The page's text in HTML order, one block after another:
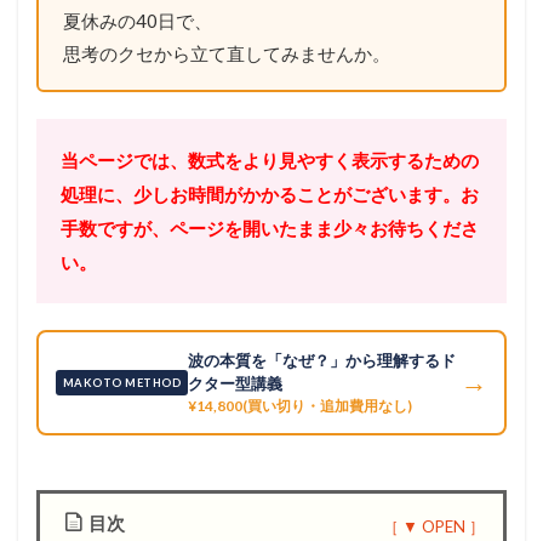
夏休みの40日で、
思考のクセから立て直してみませんか。
当ページでは、数式をより見やすく表示するための
処理に、少しお時間がかかることがございます。お
手数ですが、ページを開いたまま少々お待ちくださ
い。
MAKOTO METHOD
波の本質を「なぜ？」から理解するド
クター型講義
¥14,800(買い切り・追加費用なし)
→
目次